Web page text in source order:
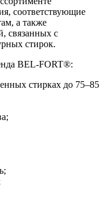
соответствующие
а также
связанных с
стирок.
BEL-FORT®:
стирках до 75–85